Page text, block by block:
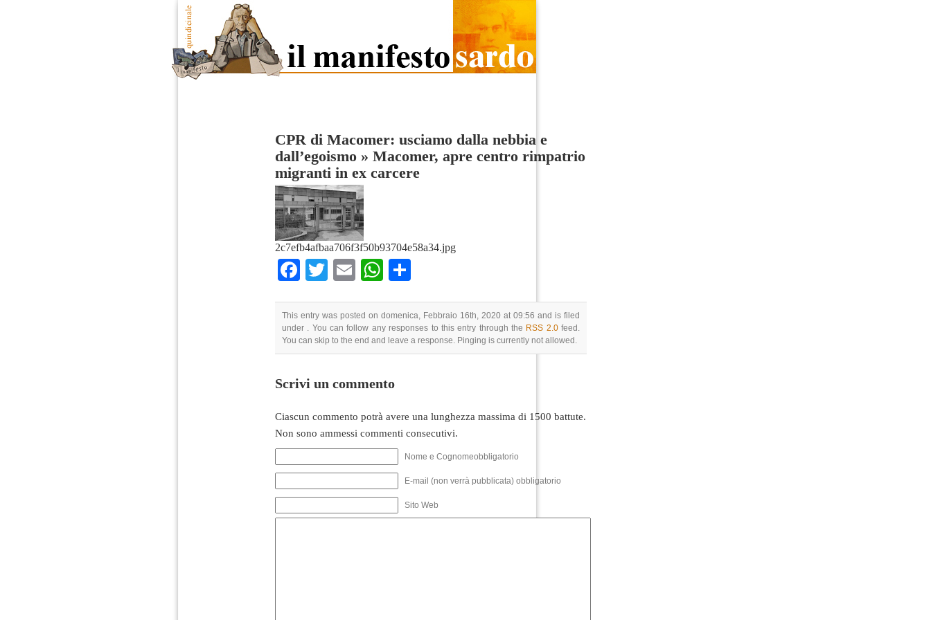
CPR di Macomer: usciamo dalla nebbia e
dall’egoismo » Macomer, apre centro rimpatrio
migranti in ex carcere
2c7efb4afbaa706f3f50b93704e58a34.jpg
Facebook
TwitterEmailWhatsApp
This entry was posted on domenica, Febbraio 16th, 2020 at 09:56 and is filed
under . You can follow any responses to this entry through the RSS 2.0feed.
You can skip to the end and leave a response. Pinging is currently not allowed.
Scrivi un commento
Ciascun commento potrà avere una lunghezza massima di 1500 battute.
Non sono ammessi commenti consecutivi.
Nome e Cognomeobbligatorio
E-mail (non verrà pubblicata) obbligatorio
Sito Web